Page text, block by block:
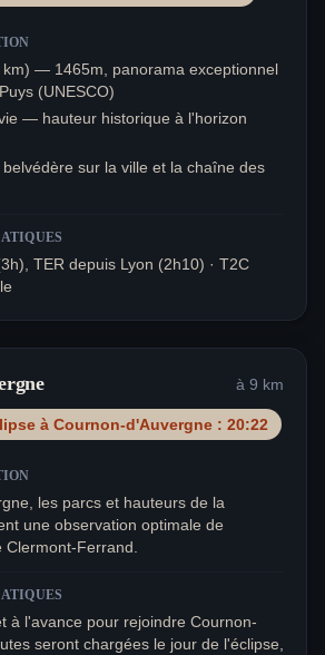
km) — 1465m, panorama exceptionnel
(UNESCO)
— hauteur historique à l'horizon
sur la ville et la chaîne des
TER depuis Lyon (2h10) · T2C
à 9 km
à Cournon-d'Auvergne : 20:22
les parcs et hauteurs de la
une observation optimale de
Ferrand.
à l'avance pour rejoindre Cournon-
seront chargées le jour de l'éclipse,